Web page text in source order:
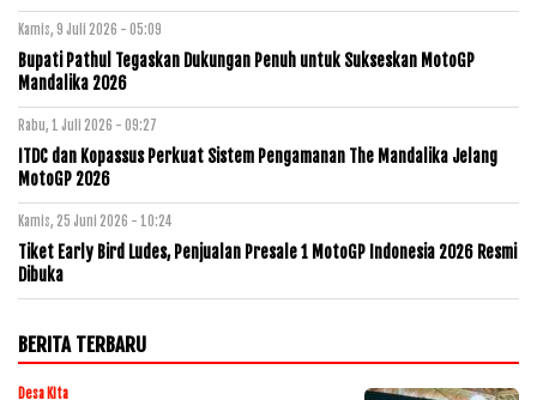
Kamis, 9 Juli 2026 - 05:09
Bupati Pathul Tegaskan Dukungan Penuh untuk Sukseskan MotoGP
Mandalika 2026
Rabu, 1 Juli 2026 - 09:27
ITDC dan Kopassus Perkuat Sistem Pengamanan The Mandalika Jelang
MotoGP 2026
Kamis, 25 Juni 2026 - 10:24
Tiket Early Bird Ludes, Penjualan Presale 1 MotoGP Indonesia 2026 Resmi
Dibuka
BERITA TERBARU
Desa Kita